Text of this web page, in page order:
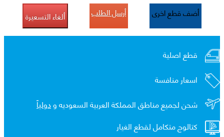
أضف قطع اخرى أرسل الطلب ألغاء التسعيرة
قطع اصلية
اسعار منافسة
شحن لجميع مناطق المملكة العربية السعوديه ودولياً
كتالوج متكامل لقطع الغيار